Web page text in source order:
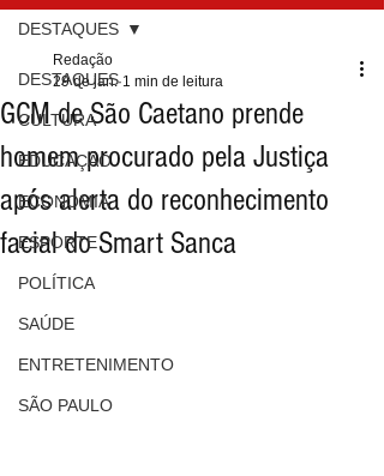
DESTAQUES
CULTURA
EDUCAÇÃO
ECONOMIA
ESPORTE
POLÍTICA
SAÚDE
ENTRETENIMENTO
SÃO PAULO
DESTAQUES
GCM de São Caetano prende
homem procurado pela Justiça
após alerta do reconhecimento
facial do Smart Sanca
Redação
29 de jan. 1 min de leitura